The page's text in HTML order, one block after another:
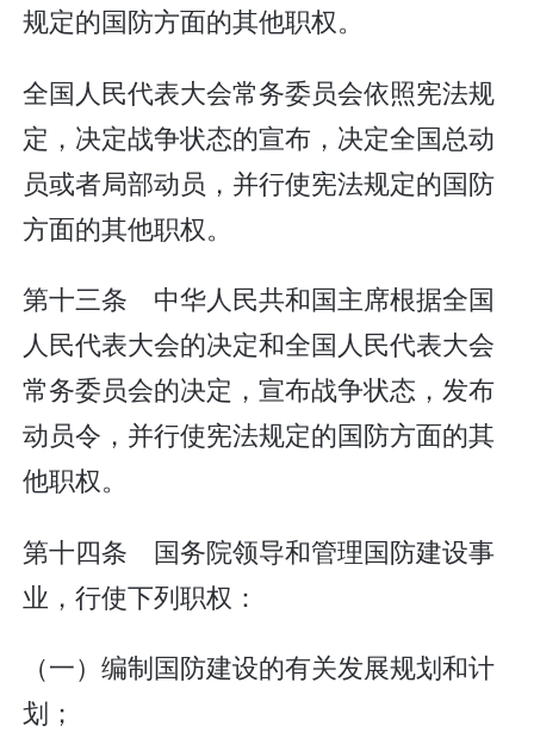
规定的国防方面的其他职权。
全国人民代表大会常务委员会依照宪法规
定，决定战争状态的宣布，决定全国总动
员或者局部动员，并行使宪法规定的国防
方面的其他职权。
第十三条 中华人民共和国主席根据全国
人民代表大会的决定和全国人民代表大会
常务委员会的决定，宣布战争状态，发布
动员令，并行使宪法规定的国防方面的其
他职权。
第十四条 国务院领导和管理国防建设事
业，行使下列职权：
（一）编制国防建设的有关发展规划和计
划；